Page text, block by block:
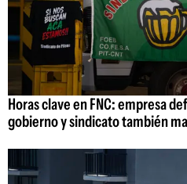
Horas clave en FNC: empresa
gobierno y sindicato también